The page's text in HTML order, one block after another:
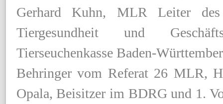
Gerhard Kuhn, MLR Leiter
Tiergesundheit und
Tierseuchenkasse Baden-
Behringer vom Referat 26 MLR,
Opala, Beisitzer im BDRG und 1.